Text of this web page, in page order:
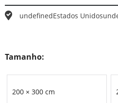
undefinedEstados Unidos
Tamanho:
200 × 300 cm